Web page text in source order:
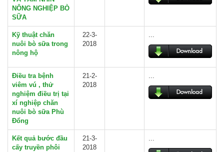
NÔNG NGHIỆP BÒ
SỮA
Kỹ thuật chăn
nuôi bò sữa trong
nông hộ
22-3-
2018
...
Điều tra bệnh
viêm vú , thử
nghiệm điều trị tại
xí nghiệp chăn
nuôi bò sữa Phù
Đổng
21-2-
2018
...
Kết quả bước đầu
cấy truyền phôi
21-3-
2018
...